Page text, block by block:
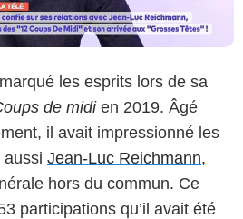
les esprits lors de sa
de midien 2019. Âgé
il avait impressionné les
aussi Jean-Luc Reichmann,
hors du commun. Ce
participations qu’il avait été